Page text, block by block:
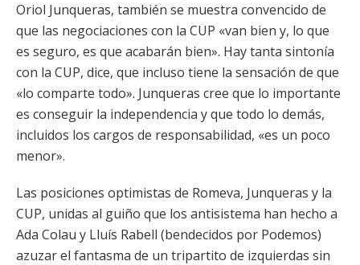
Oriol Junqueras, también se muestra convencido de
que las negociaciones con la CUP «van bien y, lo que
es seguro, es que acabarán bien». Hay tanta sintonía
con la CUP, dice, que incluso tiene la sensación de que
«lo comparte todo». Junqueras cree que lo importante
es conseguir la independencia y que todo lo demás,
incluidos los cargos de responsabilidad, «es un poco
menor».
Las posiciones optimistas de Romeva, Junqueras y la
CUP, unidas al guiño que los antisistema han hecho a
Ada Colau y Lluís Rabell (bendecidos por Podemos)
azuzar el fantasma de un tripartito de izquierdas sin